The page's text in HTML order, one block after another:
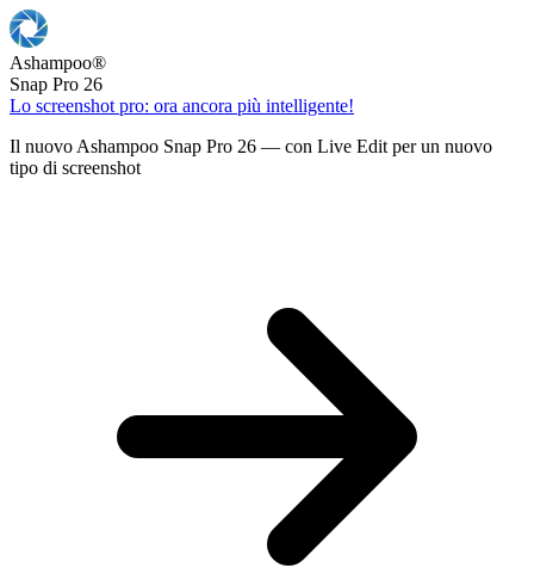
Ashampoo®
Snap Pro 26
Lo screenshot pro: ora ancora più intelligente!
Il nuovo Ashampoo Snap Pro 26 — con Live Edit per un nuovo
tipo di screenshot